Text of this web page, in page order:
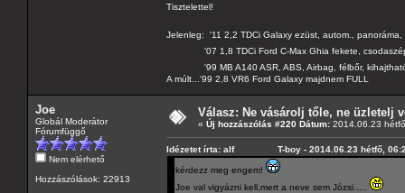
Tisztelettel!
Jelenleg: '11 2,2 TDCi Galaxy ezüst, autom.,
'07 1,8 TDCi Ford C-Max Ghia fekete,
'99 MB A140 ASR, ABS, Airbag, félbőr, kihajtható
A múlt...'99 2,8 VR6 Ford Galaxy majdnem FULL
Joe
Globál Moderátor
Fórumfüggő
Nem elérhető
Hozzászólások: 22913
Válasz: Ne vásárolj tőle, ne üzletelj
« Új hozzászólás #220 Dátum: 2014.06.23
Idézetet írta: alf T-boy - 2014.06.23 hétfő,
kérdezz meg engem!
Joe val vigyázni kell,mert a neve sem Józsi.....